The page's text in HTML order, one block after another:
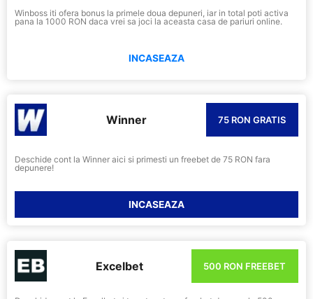
Winboss iti ofera bonus la primele doua depuneri, iar in total poti activa
pana la 1000 RON daca vrei sa joci la aceasta casa de pariuri online.
INCASEAZA
Winner 75 RON GRATIS
Deschide cont la Winner aici si primesti un freebet de 75 RON fara
depunere!
INCASEAZA
Excelbet 500 RON FREEBET